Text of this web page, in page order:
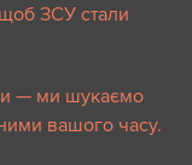
ЗСУ стали
— ми шукаємо
вашого часу.